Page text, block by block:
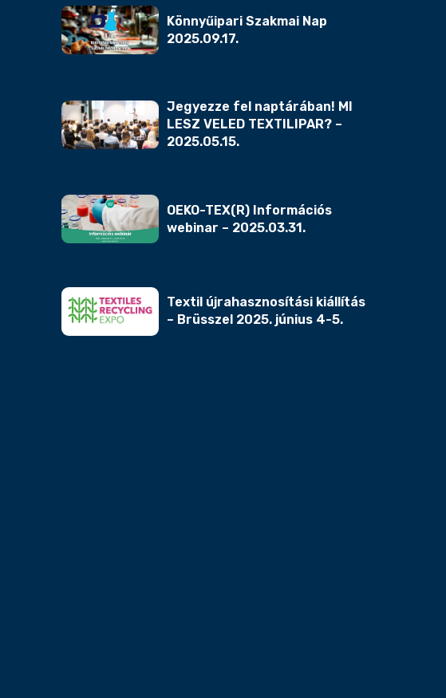
Könnyűipari Szakmai Nap
2025.09.17.
Jegyezze fel naptárában! MI
LESZ VELED TEXTILIPAR? –
2025.05.15.
OEKO-TEX(R) Információs
webinar – 2025.03.31.
Textil újrahasznosítási kiállítás
– Brüsszel 2025. június 4-5.